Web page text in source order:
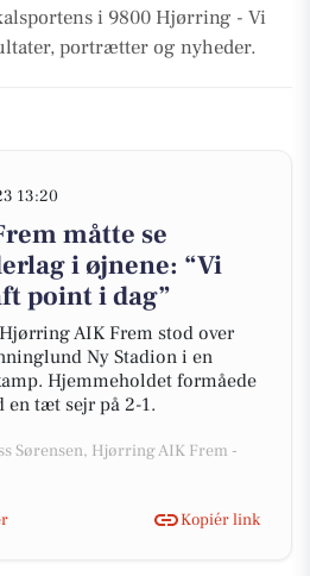
i 9800 Hjørring - Vi
portrætter og nyheder.
13:20
måtte se
i øjnene: “Vi
point i dag”
AIK Frem stod over
Ny Stadion i en
Hjemmeholdet formåede
en tæt sejr på 2-1.
Sørensen, Hjørring AIK Frem -
Kopiér link